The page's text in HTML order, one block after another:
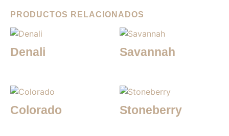
PRODUCTOS RELACIONADOS
Denali Savannah
Colorado Stoneberry